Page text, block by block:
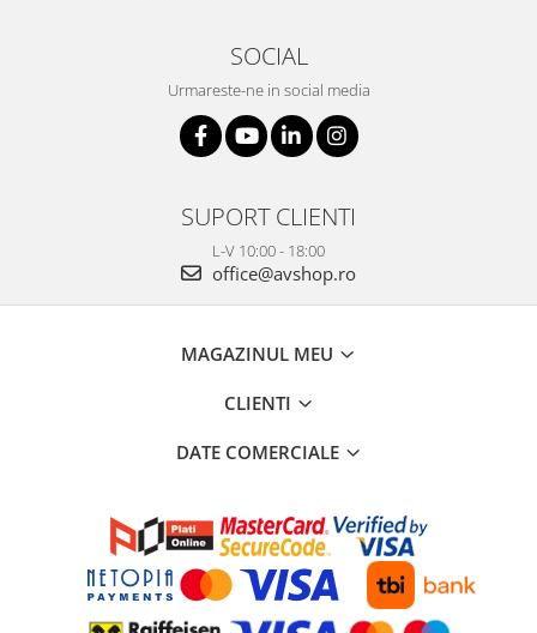
SOCIAL
Urmareste-ne in social media
SUPORT CLIENTI
L-V 10:00 - 18:00
office@avshop.ro
MAGAZINUL MEU
CLIENTI
DATE COMERCIALE